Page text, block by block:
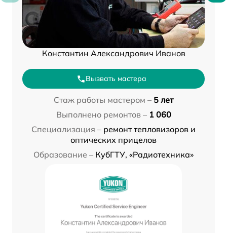
Константин Александрович Иванов
Вызвать мастера
Стаж работы мастером – 5 лет
Выполнено ремонтов – 1 060
Специализация – ремонт тепловизоров и
оптических прицелов
Образование – КубГТУ, «Радиотехника»